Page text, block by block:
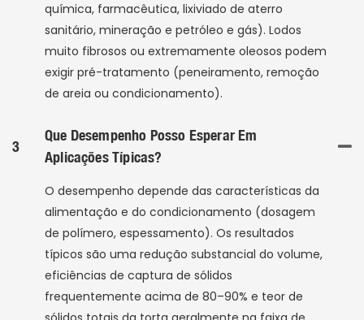
química, farmacêutica, lixiviado de aterro
sanitário, mineração e petróleo e gás). Lodos
muito fibrosos ou extremamente oleosos podem
exigir pré-tratamento (peneiramento, remoção
de areia ou condicionamento).
3
Que Desempenho Posso Esperar Em
Aplicações Típicas?
O desempenho depende das características da
alimentação e do condicionamento (dosagem
de polímero, espessamento). Os resultados
típicos são uma redução substancial do volume,
eficiências de captura de sólidos
frequentemente acima de 80–90% e teor de